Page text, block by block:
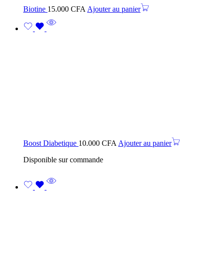
Biotine 15.000 CFA Ajouter au panier
Boost Diabetique 10.000 CFA Ajouter au panier
Disponible sur commande